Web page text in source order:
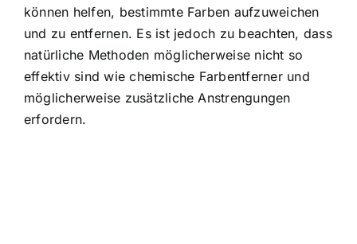
können helfen, bestimmte Farben aufzuweichen
und zu entfernen. Es ist jedoch zu beachten, dass
natürliche Methoden möglicherweise nicht so
effektiv sind wie chemische Farbentferner und
möglicherweise zusätzliche Anstrengungen
erfordern.